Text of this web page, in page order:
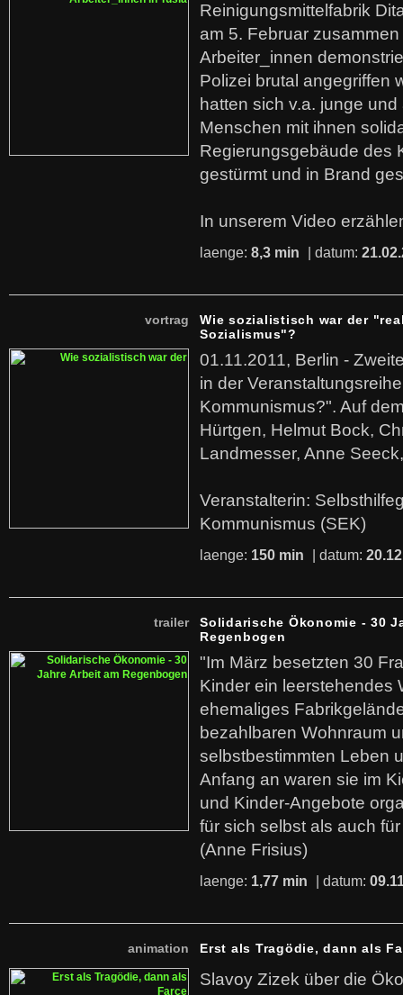
Reinigungsmittelfabrik
am 5. Februar
Arbeiter_innen
Polizei brutal angegriffen
hatten sich v.a. junge
Menschen mit ihnen
Regierungsgebäude des
gestürmt und in Brand
In unserem Video
laenge: 8,3 min | datum:
vortrag
Wie sozialistisch war der
Sozialismus"?
01.11.2011, Berlin -
in der
Kommunismus?". Auf
Hürtgen, Helmut Bock,
Landmesser, Anne
Veranstalterin:
Kommunismus (SEK)
laenge: 150 min | datum:
trailer
Solidarische Ökonomie - 30
Regenbogen
"Im März besetzten 30
Kinder ein leerstehendes
ehemaliges
bezahlbaren Wohnraum
selbstbestimmten Leben
Anfang an waren sie im
und Kinder-Angebote
für sich selbst als auch
(Anne Frisius)
laenge: 1,77 min | datum:
animation Erst als Tragödie, dann als
Slavoy Zizek über die